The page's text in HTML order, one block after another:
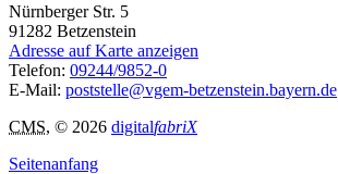
Nürnberger Str. 5
91282 Betzenstein
Adresse auf Karte anzeigen
Telefon: 09244/9852-0
E-Mail: poststelle@vgem-betzenstein.bayern.de
CMS, © 2026 digitalfabriX
Seitenanfang